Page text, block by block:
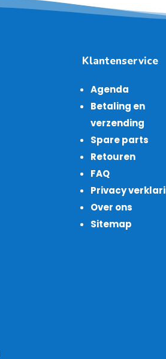
Klantenservice
Agenda
Betaling en
verzending
Spare parts
Retouren
FAQ
Privacy
Over ons
Sitemap